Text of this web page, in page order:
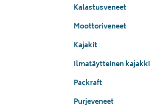
Kalastusveneet
Moottoriveneet
Kajakit
Ilmatäytteinen kajakki
Packraft
Purjeveneet